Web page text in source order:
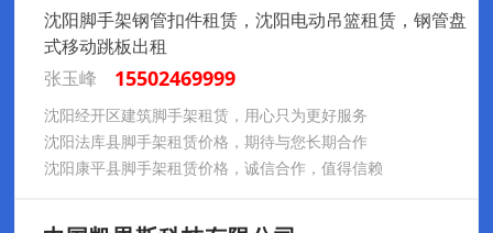
沈阳脚手架钢管扣件租赁，沈阳电动吊篮租赁，钢管盘
式移动跳板出租
张玉峰
15502469999
沈阳经开区建筑脚手架租赁，用心只为更好服务
沈阳法库县脚手架租赁价格，期待与您长期合作
沈阳康平县脚手架租赁价格，诚信合作，值得信赖